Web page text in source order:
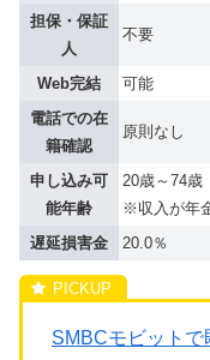
担保・保証
人
不要
Web完結
可能
電話での在
籍確認
原則なし
申し込み可
能年齢
20歳～74歳
※収入が年
遅延損害金
20.0％
SMBCモビット